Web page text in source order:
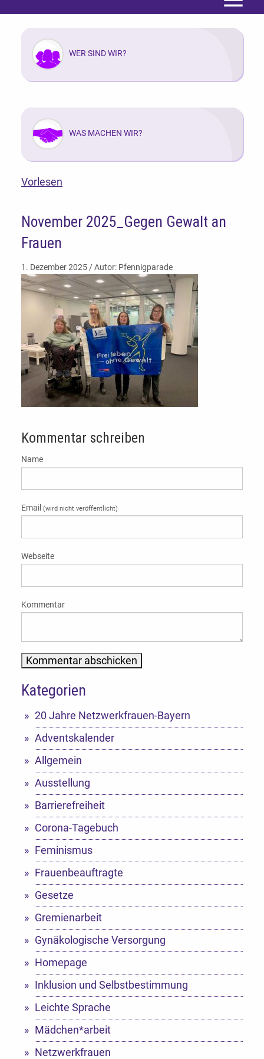
Menü
WER SIND WIR?
WAS MACHEN WIR?
Vorlesen
November 2025_Gegen Gewalt an
Frauen
1. Dezember 2025 / Autor: Pfennigparade
Kommentar schreiben
Name
Email (wird nicht veröffentlicht)
Webseite
Kommentar
Alternative:
Kategorien
20 Jahre Netzwerkfrauen-Bayern
Adventskalender
Allgemein
Ausstellung
Barrierefreiheit
Corona-Tagebuch
Feminismus
Frauenbeauftragte
Gesetze
Gremienarbeit
Gynäkologische Versorgung
Homepage
Inklusion und Selbstbestimmung
Leichte Sprache
Mädchen*arbeit
Netzwerkfrauen